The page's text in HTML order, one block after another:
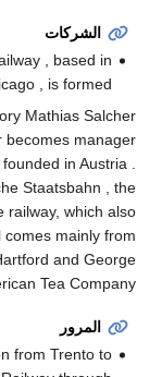
الشركات
, based in
, is formed.
Mathias Salcher
becomes manager
in Austria .
Staatsbahn , the
railway, which also
mainly from
and George
Tea Company .
المرور
from Trento to